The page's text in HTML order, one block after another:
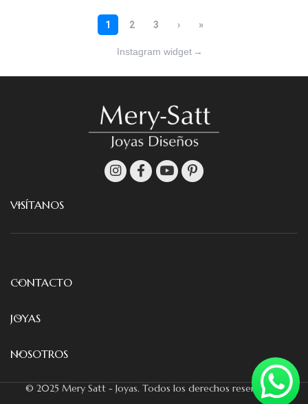
Instagram widget →
VISÍTANOS
CONTACTO
JOYAS
NOSOTROS
© 2025 Mery Satt - Joyas. Todos los derechos reservados.